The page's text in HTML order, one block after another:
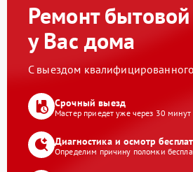
Ремонт
у Вас дома
С выездом
Срочный выезд
Мастер приедет уже через 30 минут
Диагностика и осмотр
Определим причину поломки